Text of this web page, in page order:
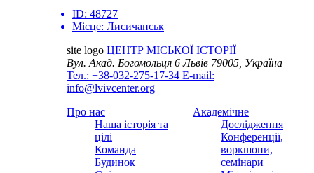
ID: 48727
Місце: Лисичанськ
site logo ЦЕНТР МІСЬКОЇ ІСТОРІЇ
Вул. Акад. Богомольця 6Львів 79005, Україна
Тел.: +38-032-275-17-34 E-mail:
info@lvivcenter.org
Про нас
Наша історія та
цілі
Команда
Будинок
Академічне
Дослідження
Конференції,
воркшопи,
семінари